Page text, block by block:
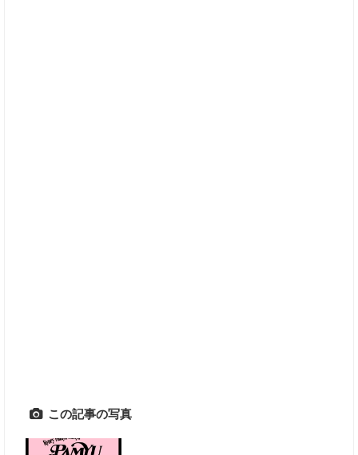
この記事の写真